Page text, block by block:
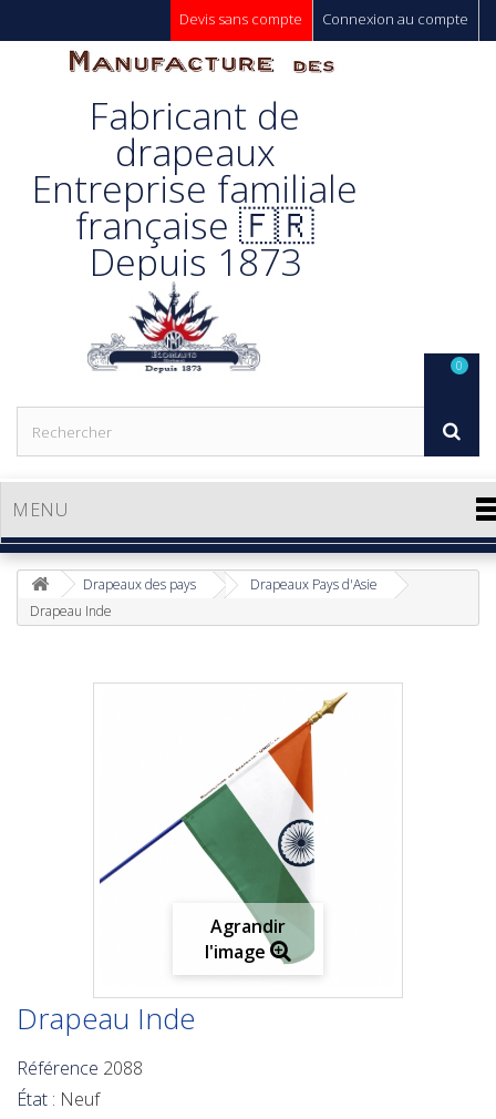
Connexion au compte
Devis sans compte
Manufacture
Des
Drapeaux
Unic s.a.
Fabricant de
drapeaux
Entreprise familiale
française 🇫🇷
Depuis 1873
MENU
0
Drapeaux des pays
Drapeaux Pays d'Asie
Drapeau Inde
Agrandir
l'image
Drapeau Inde
Référence 2088
État : Neuf